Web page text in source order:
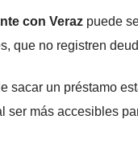
con Veraz puede
que no registren
sacar un préstamo
ser más accesibles